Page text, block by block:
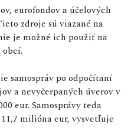
eurofondov a účelových
zdroje sú viazané na
je možné ich použiť na
samospráv po odpočítaní
a nevyčerpaných úverov v
eur. Samosprávy teda
milióna eur, vysvetľuje